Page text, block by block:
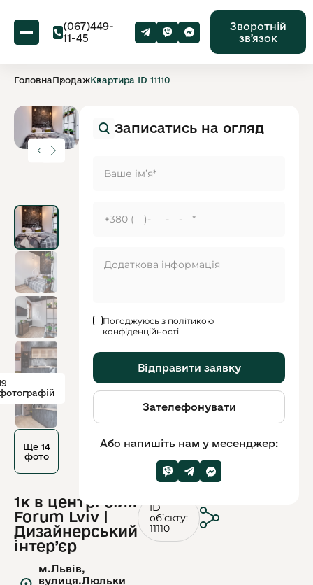
(067)449-
11-45
Зворотній
звʼязок
ГоловнаПродажКвартира ID 11110
Ще 14
фото
1к в центрі біля
Forum Lviv |
Дизайнерський
інтер’єр
м.Львів,
вулиця.Люльки
ID
обʼєкту:
11110
Записатись на огляд
Погоджуюсь з політикою
конфіденційності
Відправити заявку
Зателефонувати
Або напишіть нам у месенджер: